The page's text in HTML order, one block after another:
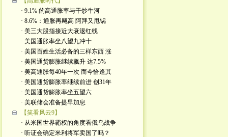
· 9.1% 的高通胀率与干炒牛河
· 8.6%：通胀再飚高 阿拜又甩锅
· 美三大股指接近大衰退红线
· 美国通胀率坐八望九冲十
· 美国百姓生活必备的三样东西 涨
· 美国通货膨胀继续飙升 达7.5%
· 美高通胀每40年一次 而今恰逢其
· 美国通货膨胀率继续前进 创31年
· 美国通货膨胀率坐五望六
· 美联储会准备提早加息
【笑看风云9】
· 从米国世界霸权的角度看俄乌战争
· 听证会确定米利将军卖国了吗？